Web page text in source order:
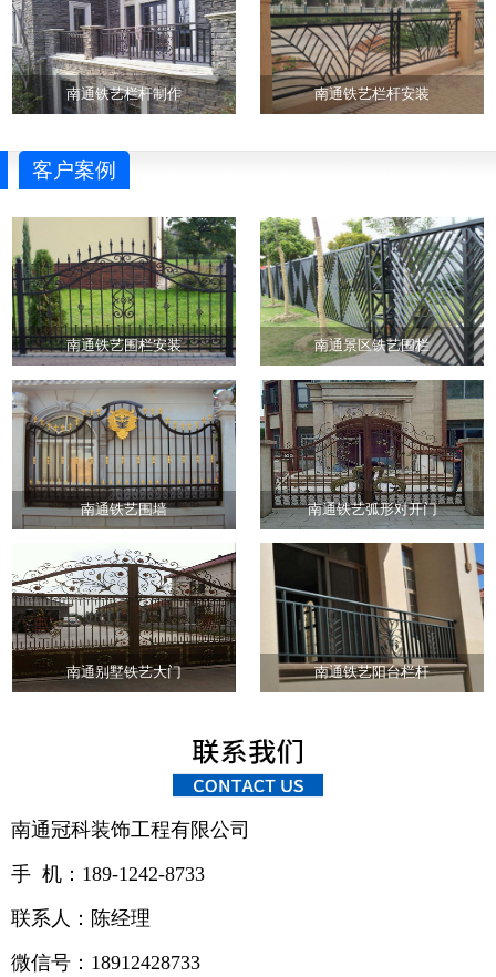
南通铁艺栏杆制作 南通铁艺栏杆安装
客户案例
南通铁艺围栏安装 南通景区铁艺围栏
南通铁艺围墙 南通铁艺弧形对开门
南通别墅铁艺大门 南通铁艺阳台栏杆
南通冠科装饰工程有限公司
手 机：189-1242-8733
联系人：陈经理
微信号：18912428733